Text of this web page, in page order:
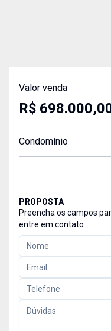
Valor venda
R$
Condomínio
PROPOSTA
Preencha os campos
entre em contato